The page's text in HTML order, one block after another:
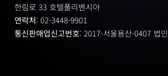
한림로 33 호텔풀리벤시아
연락처: 02-3448-9901
통신판매업신고번호: 2017-서울용산-0407 법인